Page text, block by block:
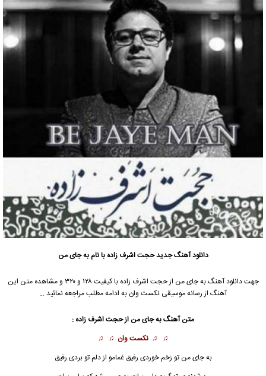
دانلود آهنگ جدیدحجت اشرف زاده با نام به جای من
جهت دانلود آهنگ به جای من از حجت اشرف زاده با کیفیت ۱۲۸ و ۳۲۰ و مشاهده متن این
آهنگ از رسانه موسیقی نکست وان به ادامه مطلب مراجعه نمائید …
متن آهنگ به جای من از حجت اشرف زاده :
♫ ♫ نکست وان ♫ ♫
به جای من تو زخم خوردی رفیق غمامو از دلم تو بردی رفیق